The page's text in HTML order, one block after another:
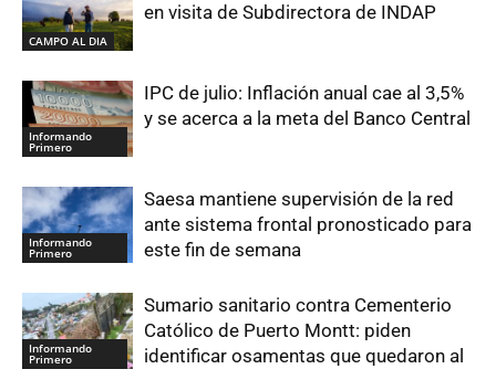
CAMPO AL DIA
en visita de Subdirectora de INDAP
Informando
Primero
IPC de julio: Inflación anual cae al 3,5%
y se acerca a la meta del Banco Central
Informando
Primero
Saesa mantiene supervisión de la red
ante sistema frontal pronosticado para
este fin de semana
Informando
Primero
Sumario sanitario contra Cementerio
Católico de Puerto Montt: piden
identificar osamentas que quedaron al